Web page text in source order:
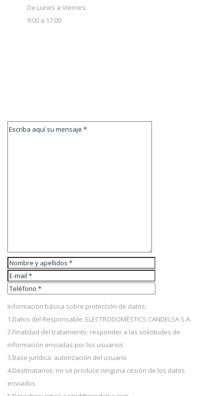
De Lunes a Viernes:
9:00 a 17:00
Información básica sobre protección de datos:
1.Datos del Responsable: ELECTRODOMÈSTICS CANDELSA S.A.
2.Finalidad del tratamiento: responder a las solicitudes de
información enviadas por los usuarios
3.Base jurídica: autorización del usuario
4.Destinatarios: no se produce ninguna cesión de los datos
enviados